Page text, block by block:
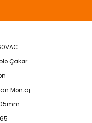
Çakar
Montaj